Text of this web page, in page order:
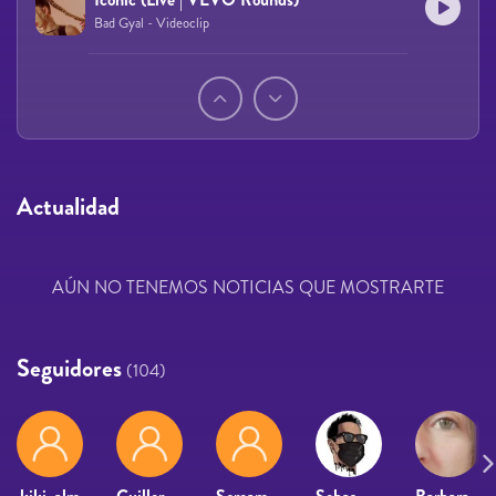
Bad Gyal - Videoclip
Actualidad
AÚN NO TENEMOS NOTICIAS QUE MOSTRARTE
Seguidores (104)